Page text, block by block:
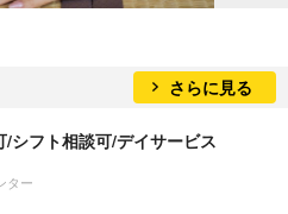
さらに見る
/シフト相談可/デイサービス
ター